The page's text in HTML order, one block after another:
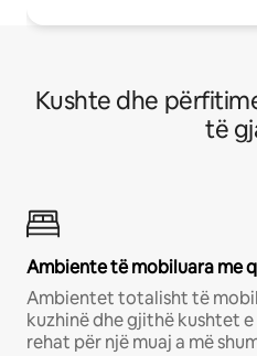
Kushte dhe
të
Ambiente të mobiluara me
Ambientet totalisht të
kuzhinë dhe gjithë kushtet
rehat për një muaj a më